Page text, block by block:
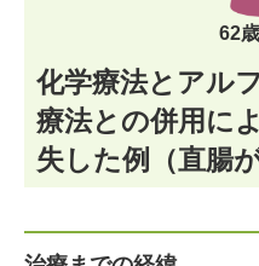
62
化学療法とアル
療法との併用に
失した例（直腸